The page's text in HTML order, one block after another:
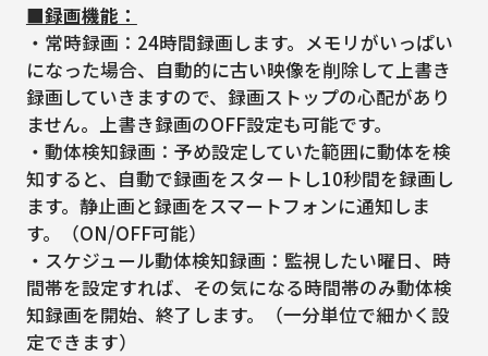
■録画機能：
・常時録画：24時間録画します。メモリがいっぱい
になった場合、自動的に古い映像を削除して上書き
録画していきますので、録画ストップの心配があり
ません。上書き録画のOFF設定も可能です。
・動体検知録画：予め設定していた範囲に動体を検
知すると、自動で録画をスタートし10秒間を録画し
ます。静止画と録画をスマートフォンに通知しま
す。（ON/OFF可能）
・スケジュール動体検知録画：監視したい曜日、時
間帯を設定すれば、その気になる時間帯のみ動体検
知録画を開始、終了します。（一分単位で細かく設
定できます）